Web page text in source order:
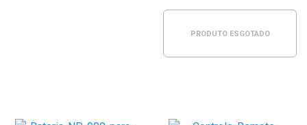
PRODUTO ESGOTADO